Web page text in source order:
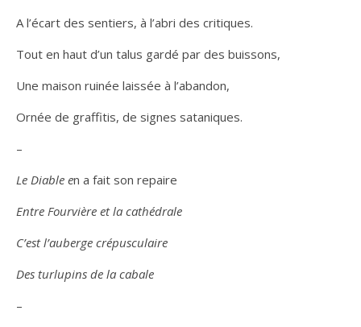
A l’écart des sentiers, à l’abri des critiques.
Tout en haut d’un talus gardé par des buissons,
Une maison ruinée laissée à l’abandon,
Ornée de graffitis, de signes sataniques.
–
Le Diable en a fait son repaire
Entre Fourvière et la cathédrale
C’est l’auberge crépusculaire
Des turlupins de la cabale
–